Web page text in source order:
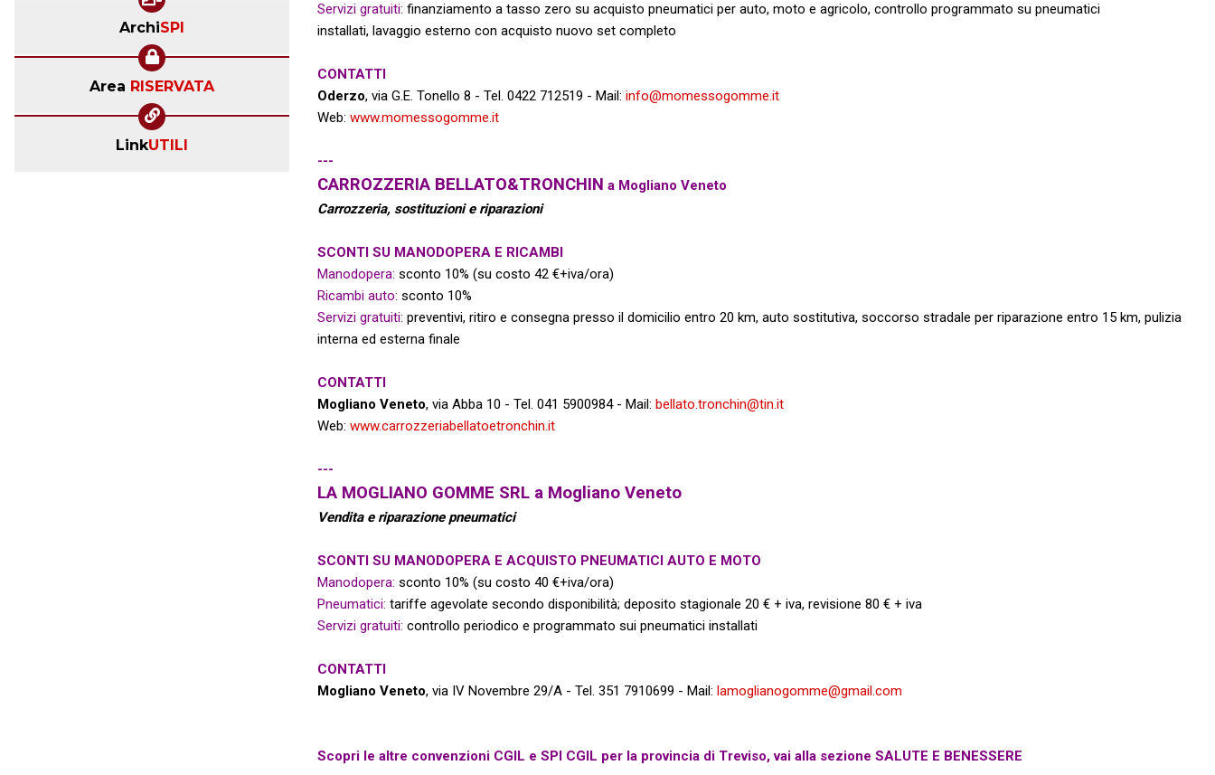
Servizi gratuiti: finanziamento a tasso zero su acquisto pneumatici per auto, moto e agricolo, controllo programmato su pneumatici
installati, lavaggio esterno con acquisto nuovo set completo
CONTATTI
Oderzo, via G.E. Tonello 8 - Tel. 0422 712519 - Mail: info@momessogomme.it
Web: www.momessogomme.it
---
CARROZZERIA BELLATO&TRONCHIN a Mogliano Veneto
Carrozzeria, sostituzioni e riparazioni
SCONTI SU MANODOPERA E RICAMBI
Manodopera: sconto 10% (su costo 42 €+iva/ora)
Ricambi auto: sconto 10%
Servizi gratuiti: preventivi, ritiro e consegna presso il domicilio entro 20 km, auto sostitutiva, soccorso stradale per riparazione entro 15 km, pulizia
interna ed esterna finale
CONTATTI
Mogliano Veneto, via Abba 10 - Tel. 041 5900984 - Mail: bellato.tronchin@tin.it
Web: www.carrozzeriabellatoetronchin.it
---
LA MOGLIANO GOMME SRL a Mogliano Veneto
Vendita e riparazione pneumatici
SCONTI SU MANODOPERA E ACQUISTO PNEUMATICI AUTO E MOTO
Manodopera: sconto 10% (su costo 40 €+iva/ora)
Pneumatici: tariffe agevolate secondo disponibilità; deposito stagionale 20 € + iva, revisione 80 € + iva
Servizi gratuiti: controllo periodico e programmato sui pneumatici installati
CONTATTI
Mogliano Veneto, via IV Novembre 29/A - Tel. 351 7910699 - Mail: lamoglianogomme@gmail.com
Scopri le altre convenzioni CGIL e SPI CGIL per la provincia di Treviso, vai alla sezione SALUTE E BENESSERE
ArchiSPI
Area RISERVATA
LinkUTILI